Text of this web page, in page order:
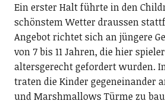
Ein erster Halt führte in den
schönstem Wetter draussen
Angebot richtet sich an jüngere
von 7 bis 11 Jahren, die hier
altersgerecht gefordert wurden.
traten die Kinder gegeneinander
und Marshmallows Türme zu